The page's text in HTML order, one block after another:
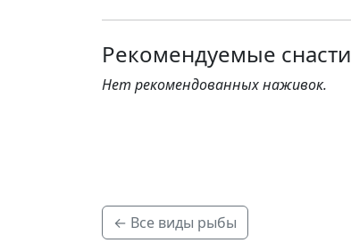
Рекомендуемые снасти
Нет рекомендованных наживок.
← Все виды рыбы